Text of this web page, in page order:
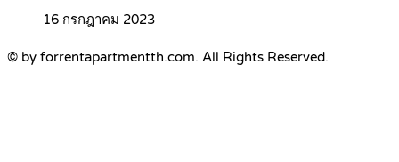
16 กรกฎาคม 2023
© by forrentapartmentth.com. All Rights Reserved.